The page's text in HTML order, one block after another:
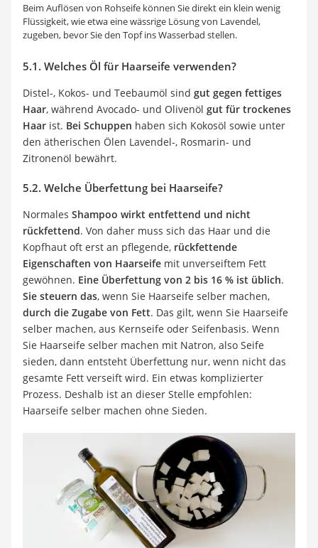
Beim Auflösen von Rohseife können Sie direkt ein klein wenig
Flüssigkeit, wie etwa eine wässrige Lösung von Lavendel,
zugeben, bevor Sie den Topf ins Wasserbad stellen.
5.1. Welches Öl für Haarseife verwenden?
Distel-, Kokos- und Teebaumöl sind gut gegen fettiges
Haar, während Avocado- und Olivenöl gut für trockenes
Haar ist. Bei Schuppen haben sich Kokosöl sowie unter
den ätherischen Ölen Lavendel-, Rosmarin- und
Zitronenöl bewährt.
5.2. Welche Überfettung bei Haarseife?
Normales Shampoo wirkt entfettend und nicht
rückfettend. Von daher muss sich das Haar und die
Kopfhaut oft erst an pflegende, rückfettende
Eigenschaften von Haarseife mit unverseiftem Fett
gewöhnen. Eine Überfettung von 2 bis 16 % ist üblich.
Sie steuern das, wenn Sie Haarseife selber machen,
durch die Zugabe von Fett. Das gilt, wenn Sie Haarseife
selber machen, aus Kernseife oder Seifenbasis. Wenn
Sie Haarseife selber machen mit Natron, also Seife
sieden, dann entsteht Überfettung nur, wenn nicht das
gesamte Fett verseift wird. Ein etwas komplizierter
Prozess. Deshalb ist an dieser Stelle empfohlen:
Haarseife selber machen ohne Sieden.